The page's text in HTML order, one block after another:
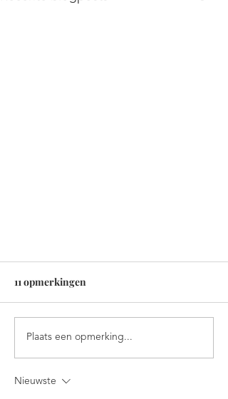
11 opmerkingen
Plaats een opmerking...
Nieuwste